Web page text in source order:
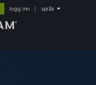
logg inn språk